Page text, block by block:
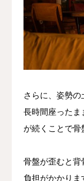
さらに、姿勢
長時間座ったま
が続くことで骨
骨盤が歪むと背
負担がかかりま